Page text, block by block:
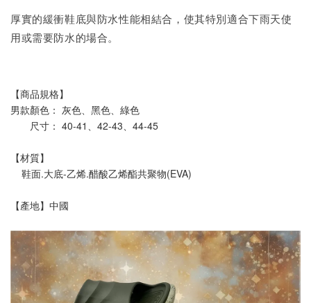
厚實的緩衝鞋底與防水性能相結合，使其特別適合下雨天使
用或需要防水的場合。
【商品規格】
男款顏色： 灰色、黑色、綠色
尺寸： 40-41、42-43、44-45
【材質】
鞋面.大底-乙烯.醋酸乙烯酯共聚物(EVA)
【產地】中國